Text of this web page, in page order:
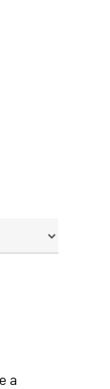
a